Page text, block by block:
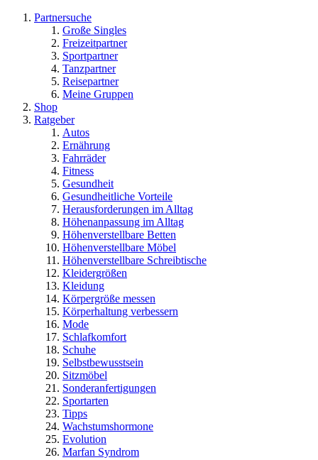
Partnersuche
Große Singles
Freizeitpartner
Sportpartner
Tanzpartner
Reisepartner
Meine Gruppen
Shop
Ratgeber
Autos
Ernährung
Fahrräder
Fitness
Gesundheit
Gesundheitliche Vorteile
Herausforderungen im Alltag
Höhenanpassung im Alltag
Höhenverstellbare Betten
Höhenverstellbare Möbel
Höhenverstellbare Schreibtische
Kleidergrößen
Kleidung
Körpergröße messen
Körperhaltung verbessern
Mode
Schlafkomfort
Schuhe
Selbstbewusstsein
Sitzmöbel
Sonderanfertigungen
Sportarten
Tipps
Wachstumshormone
Evolution
Marfan Syndrom